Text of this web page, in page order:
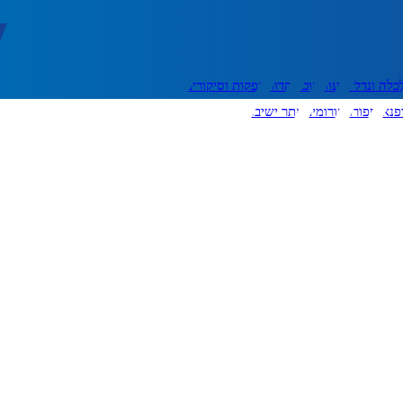
ונדל"ן דעות אוכל יהדות
הפקות וסיקורים
ספורט פורומים אתר ישיבה